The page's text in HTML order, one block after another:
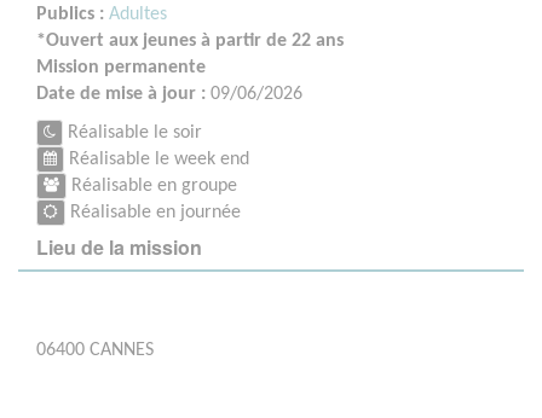
Publics : Adultes
*Ouvert aux jeunes à partir de 22 ans
Mission permanente
Date de mise à jour : 09/06/2026
Réalisable le soir
Réalisable le week end
Réalisable en groupe
Réalisable en journée
Lieu de la mission
06400 CANNES